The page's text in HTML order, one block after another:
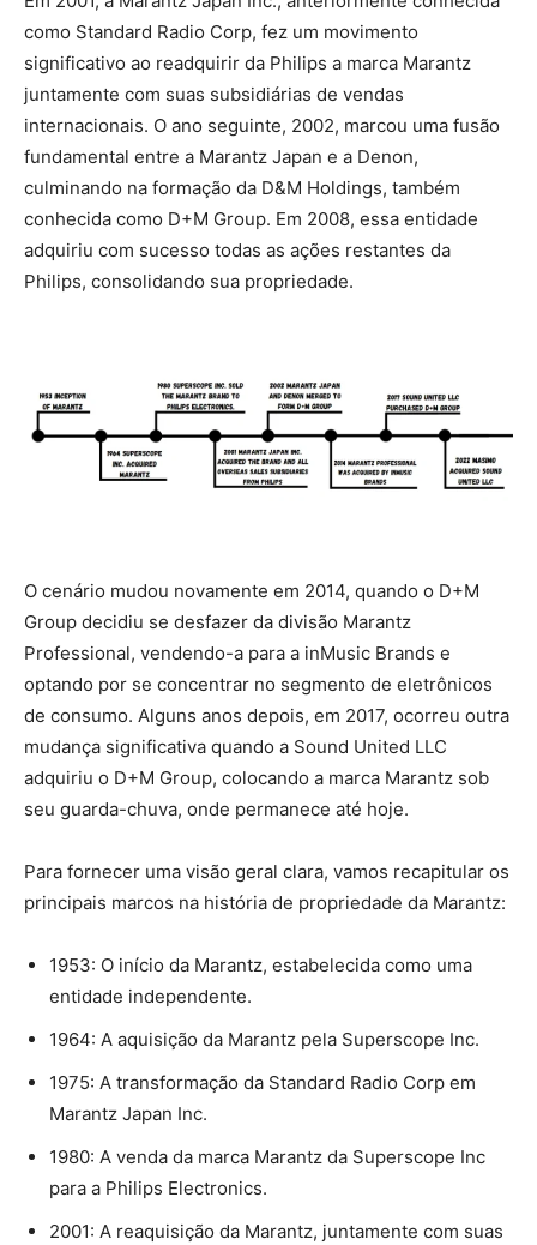
como Standard Radio Corp, fez um movimento
significativo ao readquirir da Philips a marca Marantz
juntamente com suas subsidiárias de vendas
internacionais. O ano seguinte, 2002, marcou uma fusão
fundamental entre a Marantz Japan e a Denon,
culminando na formação da D&M Holdings, também
conhecida como D+M Group. Em 2008, essa entidade
adquiriu com sucesso todas as ações restantes da
Philips, consolidando sua propriedade.
O cenário mudou novamente em 2014, quando o D+M
Group decidiu se desfazer da divisão Marantz
Professional, vendendo-a para a inMusic Brands e
optando por se concentrar no segmento de eletrônicos
de consumo. Alguns anos depois, em 2017, ocorreu outra
mudança significativa quando a Sound United LLC
adquiriu o D+M Group, colocando a marca Marantz sob
seu guarda-chuva, onde permanece até hoje.
Para fornecer uma visão geral clara, vamos recapitular os
principais marcos na história de propriedade da Marantz:
1953: O início da Marantz, estabelecida como uma
entidade independente.
1964: A aquisição da Marantz pela Superscope Inc.
1975: A transformação da Standard Radio Corp em
Marantz Japan Inc.
1980: A venda da marca Marantz da Superscope Inc
para a Philips Electronics.
2001: A reaquisição da Marantz, juntamente com suas